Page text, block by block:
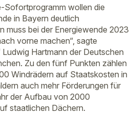
Sofortprogramm wollen die
in Bayern deutlich
muss bei der Energiewende 2023
vorne machen“, sagte
Hartmann der Deutschen
Zu den fünf Punkten zählen
Windrädern auf Staatskosten in
auch mehr Förderungen für
der Aufbau von 2000
staatlichen Dächern.